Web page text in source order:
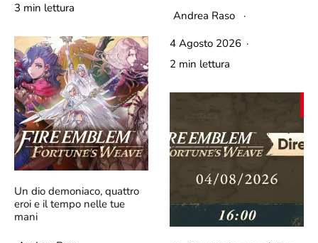
3 min lettura
Un dio demoniaco, quattro
eroi e il tempo nelle tue
mani
Andrea Raso
·
4 Agosto 2026 ·
2 min lettura